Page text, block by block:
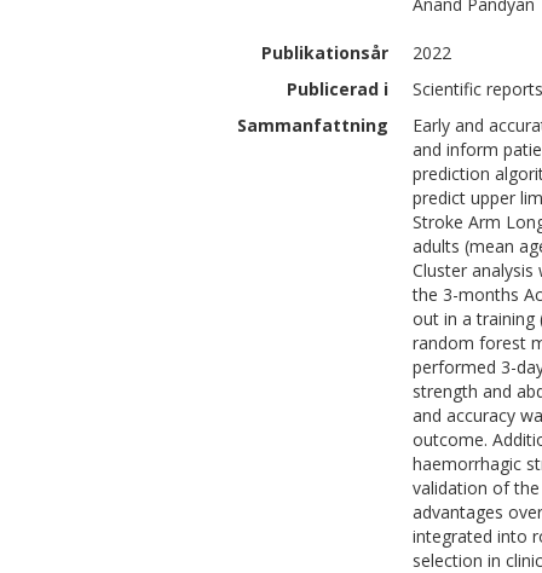
Publikationsår
2022
Publicerad i
Scientific
Sammanfattning
Early and
and inform
prediction
predict upper
Stroke Arm
adults (mean
Cluster
the 3-months
out in a training
random forest
performed 3-
strength and
and accuracy
outcome.
haemorrhagic
validation of
advantages
integrated into
selection in